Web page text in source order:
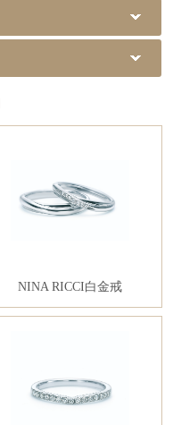
NINA RICCI白金戒